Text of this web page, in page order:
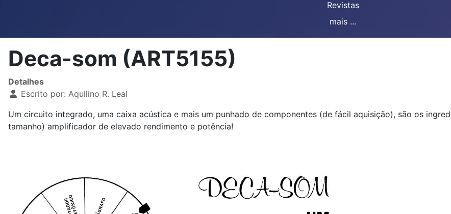
Revistas
mais ...
Deca-som (ART5155)
Detalhes
Escrito por: Aquilino R. Leal
Um circuito integrado, uma caixa acústica e mais um punhado de componentes (de fácil aquisição), são os
tamanho) amplificador de elevado rendimento e potência!